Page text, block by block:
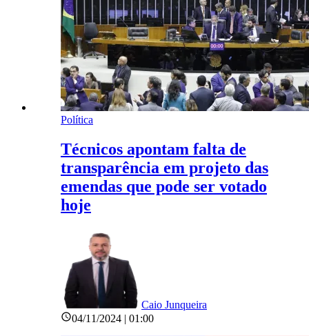
Política
Técnicos apontam falta de
transparência em projeto das
emendas que pode ser votado
hoje
Caio Junqueira
04/11/2024 | 01:00